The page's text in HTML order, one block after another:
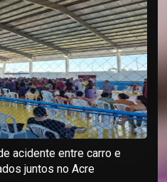
acidente entre carro e
juntos no Acre